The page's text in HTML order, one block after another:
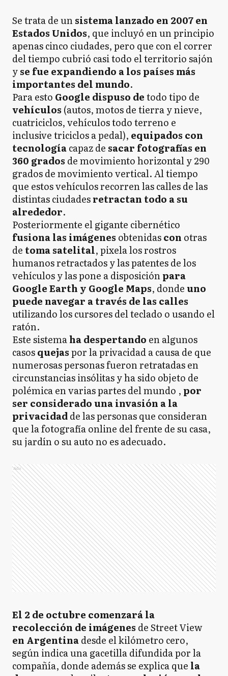
Se trata de unsistema lanzado en 2007 en
Estados Unidos, que incluyó en un principio
apenas cinco ciudades, pero que con el correr
del tiempo cubrió casi todo el territorio sajón
yse fue expandiendo a los países más
importantes del mundo.
Para esto Google dispuso detodo tipo de
vehículos (autos, motos de tierra y nieve,
cuatriciclos, vehículos todo terreno e
inclusive triciclos a pedal), equipados con
tecnologíacapaz de sacar fotografías en
360 grados de movimiento horizontal y 290
grados de movimiento vertical. Al tiempo
que estos vehículos recorren las calles de las
distintas ciudadesretractan todo a su
alrededor.
Posteriormente el gigante cibernético
fusiona las imágenes obtenidascon otras
de toma satelital, pixela los rostros
humanos retractados y las patentes de los
vehículos y las pone a disposiciónpara
Google Earth y Google Maps, dondeuno
puede navegar a través de las calles
utilizando los cursores del teclado o usando el
ratón.
Este sistemaha despertando en algunos
casosquejaspor la privacidad a causa de que
numerosas personas fueron retratadas en
circunstancias insólitas y ha sido objeto de
polémica en varias partes del mundo , por
ser considerado unainvasión a la
privacidadde las personas que consideran
que la fotografía online del frente de su casa,
su jardín o su auto no es adecuado.
Ads
El 2 de octubre comenzarála
recolección de imágenes de Street View
en Argentinadesde el kilómetro cero,
según indica una gacetilla difundida por la
compañía, donde además se explica que la